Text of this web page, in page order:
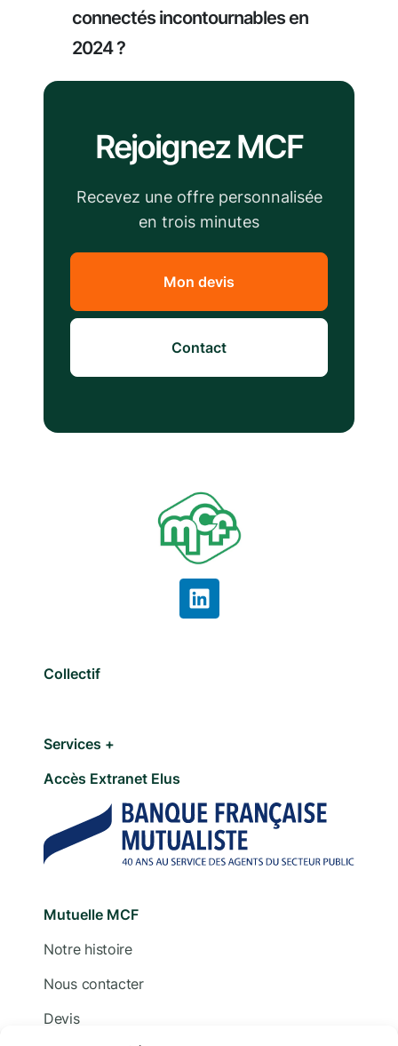
connectés incontournables en
2024 ?
Rejoignez MCF
Recevez une offre personnalisée
en trois minutes
Mon devis
Contact
Collectif
Services +
Accès Extranet Elus
Mutuelle MCF
Notre histoire
Nous contacter
Devis